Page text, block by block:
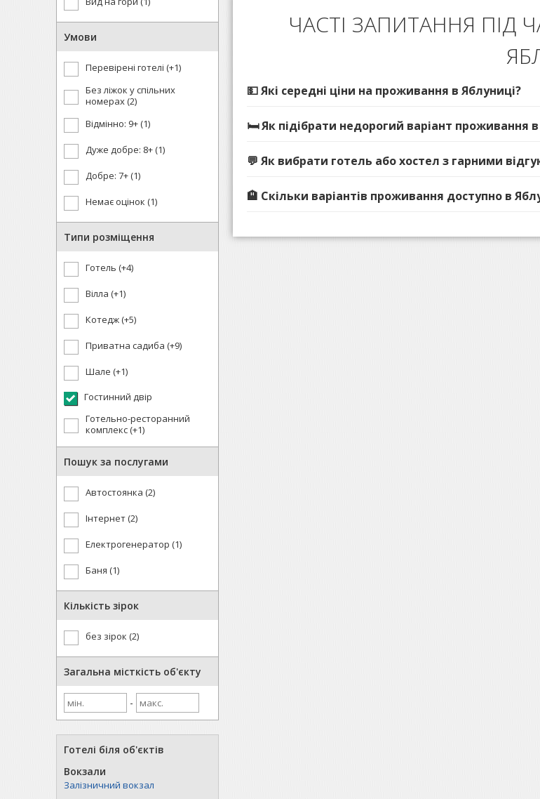
Умови
Перевірені готелі (+1)
Без ліжок у спільних
номерах (2)
Відмінно: 9+ (1)
Дуже добре: 8+ (1)
Добре: 7+ (1)
Немає оцінок (1)
Типи розміщення
Готель (+4)
Вілла (+1)
Котедж (+5)
Приватна садиба (+9)
Шале (+1)
Гостинний двір
Готельно-ресторанний
комплекс (+1)
Пошук за послугами
Автостоянка (2)
Інтернет (2)
Електрогенератор (1)
Баня (1)
Кількість зірок
без зірок (2)
Загальна місткість об'єкту
-
Готелі біля об'єктів
Вокзали
Залізничний вокзал
ЧАСТІ ЗАПИТАННЯ
💵 Які середні ціни на проживання в Яблуниці?
🛏️ Як підібрати недорогий варіант проживання в
💬 Як вибрати готель або хостел з гарними
🏨 Скільки варіантів проживання доступно в